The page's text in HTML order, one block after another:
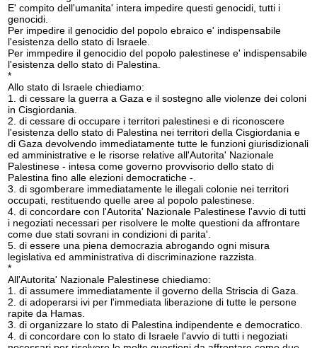
E' compito dell'umanita' intera impedire questi genocidi, tutti i
genocidi.
Per impedire il genocidio del popolo ebraico e' indispensabile
l'esistenza dello stato di Israele.
Per immpedire il genocidio del popolo palestinese e' indispensabile
l'esistenza dello stato di Palestina.
*
Allo stato di Israele chiediamo:
1. di cessare la guerra a Gaza e il sostegno alle violenze dei coloni
in Cisgiordania.
2. di cessare di occupare i territori palestinesi e di riconoscere
l'esistenza dello stato di Palestina nei territori della Cisgiordania e
di Gaza devolvendo immediatamente tutte le funzioni giurisdizionali
ed amministrative e le risorse relative all'Autorita' Nazionale
Palestinese - intesa come governo provvisorio dello stato di
Palestina fino alle elezioni democratiche -.
3. di sgomberare immediatamente le illegali colonie nei territori
occupati, restituendo quelle aree al popolo palestinese.
4. di concordare con l'Autorita' Nazionale Palestinese l'avvio di tutti
i negoziati necessari per risolvere le molte questioni da affrontare
come due stati sovrani in condizioni di parita'.
5. di essere una piena democrazia abrogando ogni misura
legislativa ed amministrativa di discriminazione razzista.
*
All'Autorita' Nazionale Palestinese chiediamo:
1. di assumere immediatamente il governo della Striscia di Gaza.
2. di adoperarsi ivi per l'immediata liberazione di tutte le persone
rapite da Hamas.
3. di organizzare lo stato di Palestina indipendente e democratico.
4. di concordare con lo stato di Israele l'avvio di tutti i negoziati